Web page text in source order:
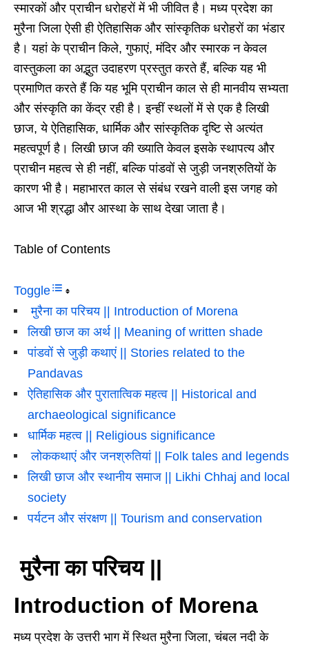
स्मारकों और प्राचीन धरोहरों में भी जीवित है। मध्य प्रदेश का
मुरैना जिला ऐसी ही ऐतिहासिक और सांस्कृतिक धरोहरों का भंडार
है। यहां के प्राचीन किले, गुफाएं, मंदिर और स्मारक न केवल
वास्तुकला का अद्भुत उदाहरण प्रस्तुत करते हैं, बल्कि यह भी
प्रमाणित करते हैं कि यह भूमि प्राचीन काल से ही मानवीय सभ्यता
और संस्कृति का केंद्र रही है। इन्हीं स्थलों में से एक है लिखी
छाज, ये ऐतिहासिक, धार्मिक और सांस्कृतिक दृष्टि से अत्यंत
महत्वपूर्ण है। लिखी छाज की ख्याति केवल इसके स्थापत्य और
प्राचीन महत्व से ही नहीं, बल्कि पांडवों से जुड़ी जनश्रुतियों के
कारण भी है। महाभारत काल से संबंध रखने वाली इस जगह को
आज भी श्रद्धा और आस्था के साथ देखा जाता है।
Table of Contents
Toggle
मुरैना का परिचय || Introduction of Morena
लिखी छाज का अर्थ || Meaning of written shade
पांडवों से जुड़ी कथाएं || Stories related to the
Pandavas
ऐतिहासिक और पुरातात्विक महत्व || Historical and
archaeological significance
धार्मिक महत्व || Religious significance
लोककथाएं और जनश्रुतियां || Folk tales and legends
लिखी छाज और स्थानीय समाज || Likhi Chhaj and local
society
पर्यटन और संरक्षण || Tourism and conservation
मुरैना का परिचय ||
Introduction of Morena
मध्य प्रदेश के उत्तरी भाग में स्थित मुरैना जिला, चंबल नदी के